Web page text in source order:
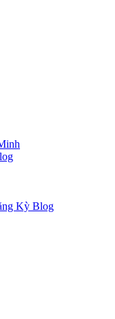
Kỳ Blog